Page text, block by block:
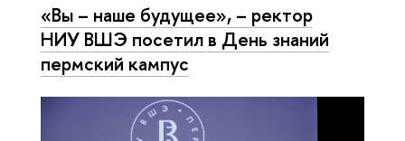
«Вы – наше будущее», – ректор
НИУ ВШЭ посетил в День знаний
пермский кампус